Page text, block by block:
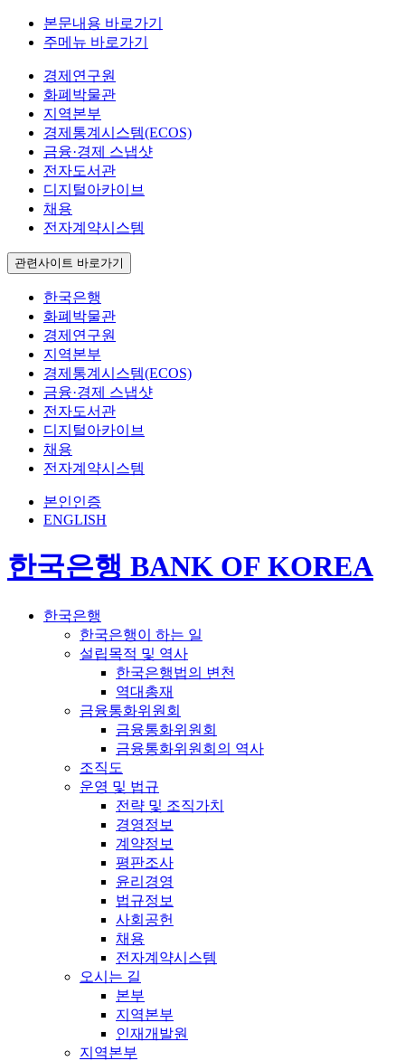
본문내용 바로가기
주메뉴 바로가기
경제연구원
화폐박물관
지역본부
경제통계시스템(ECOS)
금융·경제 스냅샷
전자도서관
디지털아카이브
채용
전자계약시스템
관련사이트 바로가기
한국은행
화폐박물관
경제연구원
지역본부
경제통계시스템(ECOS)
금융·경제 스냅샷
전자도서관
디지털아카이브
채용
전자계약시스템
본인인증
ENGLISH
한국은행 BANK OF KOREA
한국은행
한국은행이 하는 일
설립목적 및 역사
한국은행법의 변천
역대총재
금융통화위원회
금융통화위원회
금융통화위원회의 역사
조직도
운영 및 법규
전략 및 조직가치
경영정보
계약정보
평판조사
윤리경영
법규정보
사회공헌
채용
전자계약시스템
오시는 길
본부
지역본부
인재개발원
지역본부